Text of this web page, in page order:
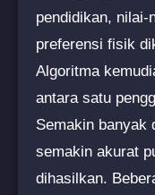
pendidikan, nilai-
preferensi fisik
Algoritma
antara satu
Semakin banyak
semakin akurat
dihasilkan.